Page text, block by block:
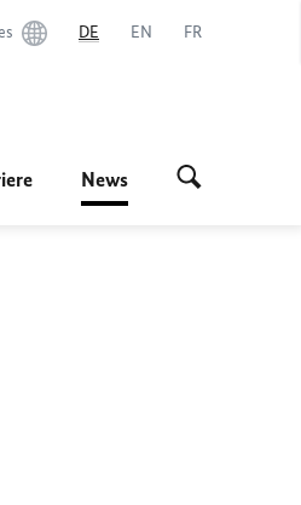
DE EN FR
News